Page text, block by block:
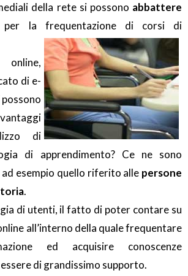
della rete si possono abbattere
per la frequentazione di corsi di
online,
di e-
di
di apprendimento? Ce ne sono
esempio quello riferito alle persone
.
di utenti, il fatto di poter contare su
all’interno della quale frequentare
ed acquisire conoscenze
di grandissimo supporto.